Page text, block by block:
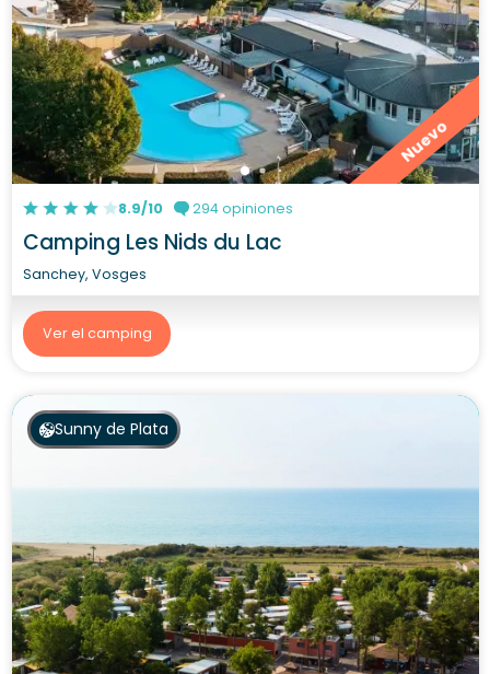
Nuevo
8.9/10 294 opiniones
Camping Les Nids du Lac
Sanchey, Vosges
Ver el camping
Sunny de Plata